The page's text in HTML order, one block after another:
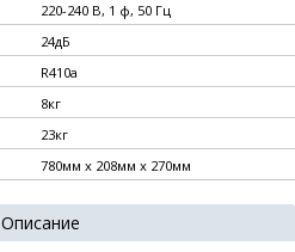
220-240 В, 1 ф, 50 Гц
24дБ
R410a
8кг
23кг
780мм х 208мм х 270мм
Описание